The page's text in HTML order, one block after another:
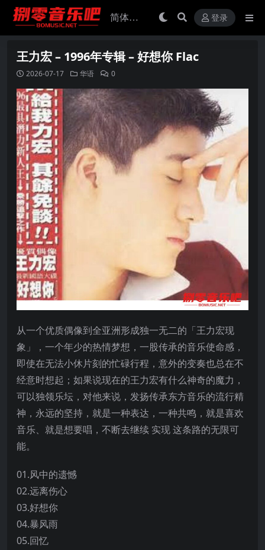
登录
王力宏 – 1996年专辑 – 好想你 Flac
2026-07-17 华语 0
从一个优质偶像到全亚洲形成独一无二的「王力宏现
象」，一个年少的热情梦想，一股传承的音乐使命感，
即使在无法小休片刻的忙碌行程，意外的变奏也总在不
经意时想起；如果说现在的王力宏有什么神奇的魔力，
可以独领乐坛，对他来说，发扬传承东方音乐的流行精
神，永远的坚持，就是一种表达，一种共鸣，就是喜欢
音乐、就是想要唱，不断去继续 实现 这条路的无限可
能。
01.风中的遗憾
02.远离伤心
03.好想你
04.暴风雨
05.回忆